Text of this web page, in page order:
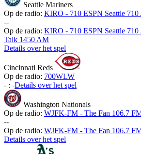
Seattle Mariners
Op de radio: KIRO - 710 ESPN Seattle
--
Op de radio: KIRO - 710 ESPN Seattle
Talk 1450 AM
Details over het spel
Cincinnati Reds
Op de radio: 700WLW
- : -Details over het spel
Washington Nationals
Op de radio: WJFK-FM - The Fan 106.7
--
Op de radio: WJFK-FM - The Fan 106.7
Details over het spel